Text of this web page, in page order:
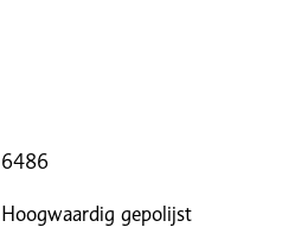
6486
Hoogwaardig gepolijst